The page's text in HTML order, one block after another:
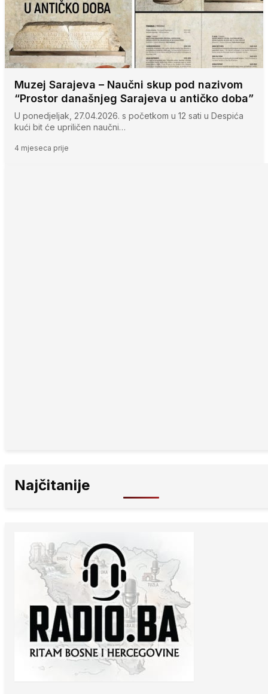
Muzej Sarajeva – Naučni skup pod nazivom
“Prostor današnjeg Sarajeva u antičko doba”
U ponedjeljak, 27.04.2026. s početkom u 12 sati u Despića
kući bit će upriličen naučni…
4 mjeseca prije
Najčitanije